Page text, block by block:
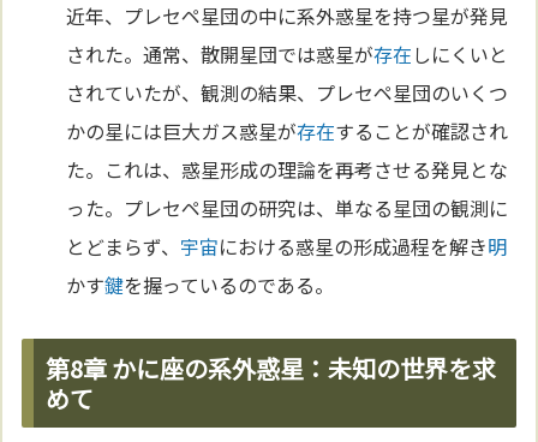
近年、プレセペ星団の中に系外惑星を持つ星が発見
された。通常、散開星団では惑星が存在しにくいと
されていたが、観測の結果、プレセペ星団のいくつ
かの星には巨大ガス惑星が存在することが確認され
た。これは、惑星形成の理論を再考させる発見とな
った。プレセペ星団の研究は、単なる星団の観測に
とどまらず、 宇宙における惑星の形成過程を解き明
かす鍵を握っているのである。
第8章 かに座の系外惑星：未知の世界を求
めて